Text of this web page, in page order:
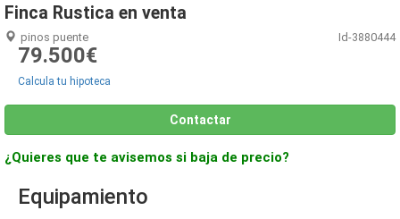
Finca Rustica en venta
pinos puente Id-3880444
79.500€
Calcula tu hipoteca
Contactar
¿Quieres que te avisemos si baja de precio?
Equipamiento